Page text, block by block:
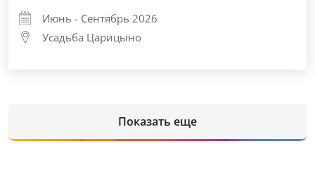
Июнь - Сентябрь 2026
Усадьба Царицыно
Показать еще